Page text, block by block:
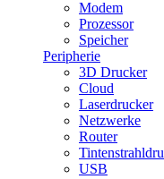
Modem
Prozessor
Speicher
Peripherie
3D Drucker
Cloud
Laserdrucker
Netzwerke
Router
USB